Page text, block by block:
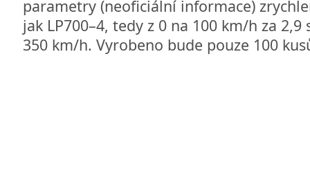
parametry (neoficiální informace)
jak LP700–4, tedy z 0 na 100 km/h za
350 km/h. Vyrobeno bude pouze 100